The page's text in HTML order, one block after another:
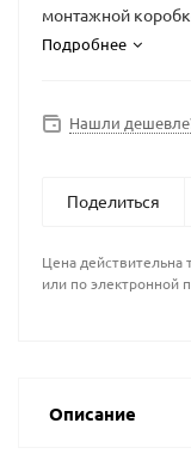
монтажной
Подробнее
Нашли
Поделиться
Цена действительна
или по электронной
Описание